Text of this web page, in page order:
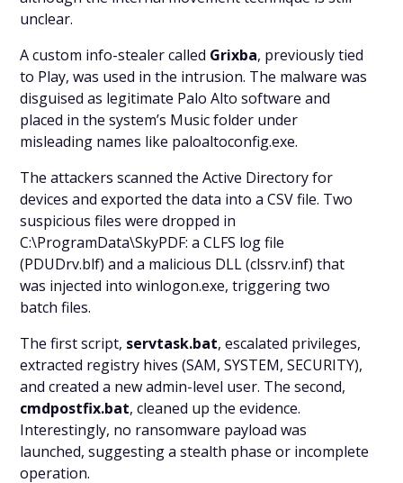
unclear.
A custom info-stealer called Grixba, previously tied
to Play, was used in the intrusion. The malware was
disguised as legitimate Palo Alto software and
placed in the system’s Music folder under
misleading names like paloaltoconfig.exe.
The attackers scanned the Active Directory for
devices and exported the data into a CSV file. Two
suspicious files were dropped in
C:\ProgramData\SkyPDF: a CLFS log file
(PDUDrv.blf) and a malicious DLL (clssrv.inf) that
was injected intowinlogon.exe, triggering two
batch files.
The first script, servtask.bat, escalated privileges,
extracted registry hives (SAM, SYSTEM, SECURITY),
and created a new admin-level user. The second,
cmdpostfix.bat, cleaned up the evidence.
Interestingly, no ransomware payload was
launched, suggesting a stealth phase or incomplete
operation.